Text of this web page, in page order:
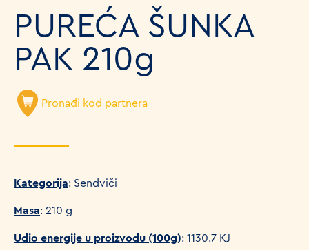
PUREĆA ŠUNKA
PAK 210g
Pronađi kod partnera
Kategorija: Sendviči
Masa: 210 g
Udio energije u proizvodu (100g): 1130.7 KJ